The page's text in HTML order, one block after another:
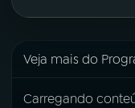
Veja mais do
Carregando